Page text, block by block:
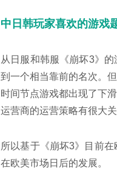
中日韩玩家喜欢的游戏
从日服和韩服《崩坏3》
到一个相当靠前的名次。
时间节点游戏都出现了下
运营商的运营策略有很大
所以基于《崩坏3》目前
在欧美市场日后的发展。